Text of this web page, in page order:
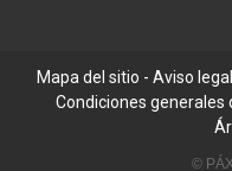
Mapa del sitio - Aviso legal
Condiciones generales
©